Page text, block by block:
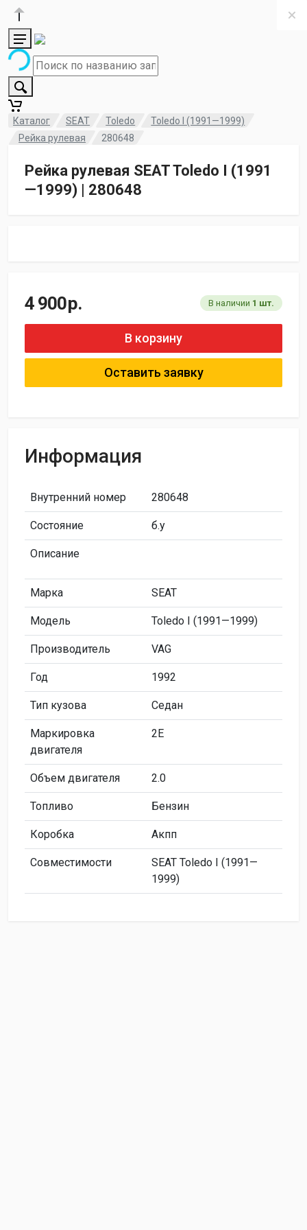
Каталог SEAT Toledo
Toledo I (1991—1999)
Рейка рулевая
280648
Рейка рулевая SEAT Toledo I (1991
—1999) | 280648
4 900р. В наличии 1 шт.
В корзину
Оставить заявку
Информация
Внутренний номер 280648
Состояние б.у
Описание
Марка SEAT
Модель Toledo I (1991—1999)
Производитель VAG
Год 1992
Тип кузова Седан
Маркировка
двигателя
2E
Объем двигателя 2.0
Топливо Бензин
Коробка Акпп
Совместимости
SEAT Toledo I (1991—
1999)